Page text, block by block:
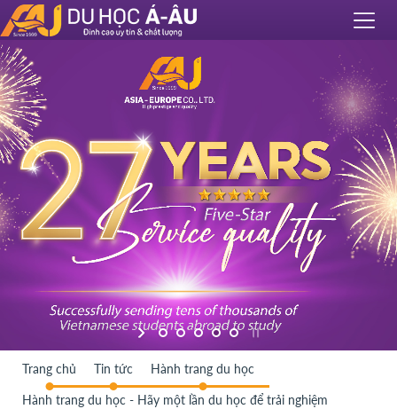
Trang chủ Tin tức Hành trang du học
Hành trang du học - Hãy một lần du học để trải nghiệm